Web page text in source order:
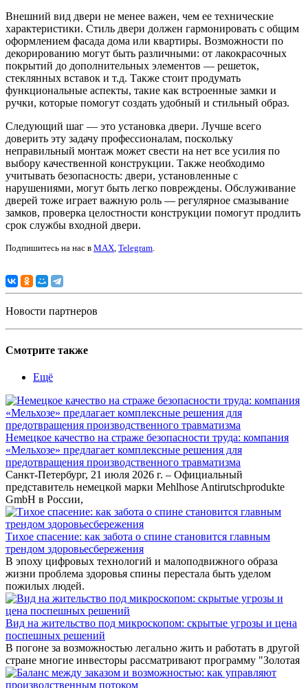
Внешний вид двери не менее важен, чем ее технические
характеристики. Стиль двери должен гармонировать с общим
оформлением фасада дома или квартиры. Возможности по
декорированию могут быть различными: от лакокрасочных
покрытий до дополнительных элементов — решеток,
стеклянных вставок и т.д. Также стоит продумать
функциональные аспекты, такие как встроенные замки и
ручки, которые помогут создать удобный и стильный образ.
Следующий шаг — это установка двери. Лучше всего
доверить эту задачу профессионалам, поскольку
неправильный монтаж может свести на нет все усилия по
выбору качественной конструкции. Также необходимо
учитывать безопасность: двери, установленные с
нарушениями, могут быть легко повреждены. Обслуживание
дверей тоже играет важную роль — регулярное смазывание
замков, проверка целостности конструкции помогут продлить
срок службы входной двери.
Подпишитесь на нас в MAX Telegram
Новости партнеров
Смотрите также
Ещё
Немецкое качество на страже безопасности труда: компания
«Мельхозе» предлагает комплексные решения для
предотвращения производственного травматизма
Санкт-Петербург, 21 июля 2026 г. – Официальный
представитель немецкой марки Mehlhose Antirutschprodukte
GmbH в России,
Тихое спасение: как забота о спине становится главным
трендом здоровьесбережения
В эпоху цифровых технологий и малоподвижного образа
жизни проблема здоровья спины перестала быть уделом
пожилых людей.
Вид на жительство под микроскопом: скрытые угрозы и цена
поспешных решений
В погоне за возможностью легально жить и работать в другой
стране многие инвесторы рассматривают программу "Золотая